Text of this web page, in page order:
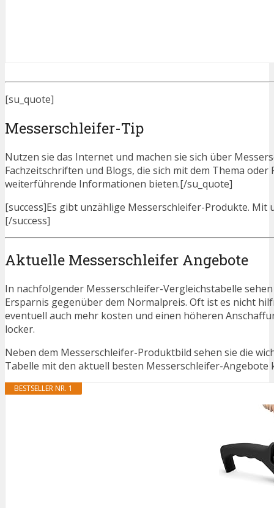
[su_quote]
Messerschleifer-Tip
Nutzen sie das Internet und machen sie sich über
Fachzeitschriften und Blogs, die sich mit dem Thema
weiterführende Informationen bieten.[/su_quote]
[success]Es gibt unzählige Messerschleifer-Produkte. Mit
[/success]
Aktuelle Messerschleifer Angebote
In nachfolgender Messerschleifer-Vergleichstabelle
Ersparnis gegenüber dem Normalpreis. Oft ist es nicht
eventuell auch mehr kosten und einen höheren
locker.
Neben dem Messerschleifer-Produktbild sehen sie die
Tabelle mit den aktuell besten Messerschleifer-
BESTSELLER NR. 1